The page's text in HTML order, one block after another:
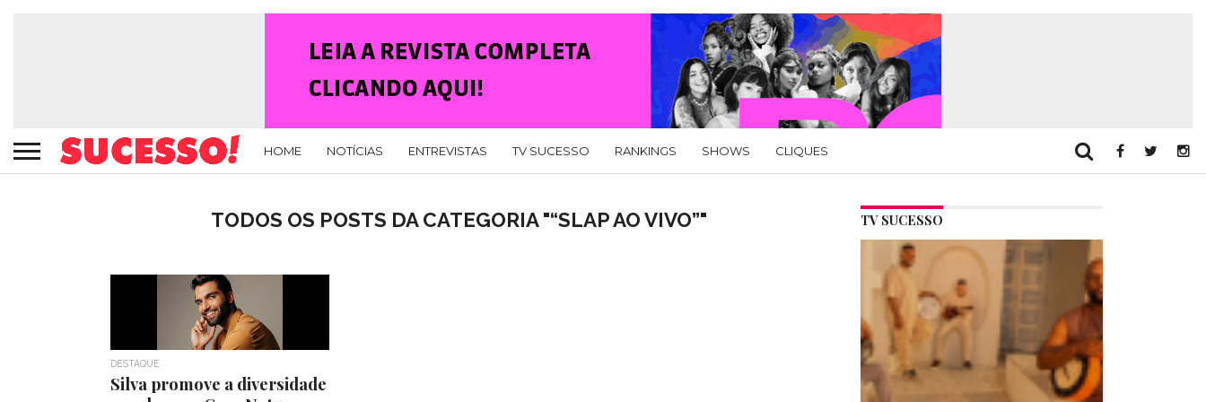
HOME NOTÍCIAS ENTREVISTAS TV SUCESSO RANKINGS SHOWS CLIQUES
TODOS OS POSTS DA CATEGORIA "“SLAP AO VIVO”"
DESTAQUE
Silva promove a diversidade
TV SUCESSO